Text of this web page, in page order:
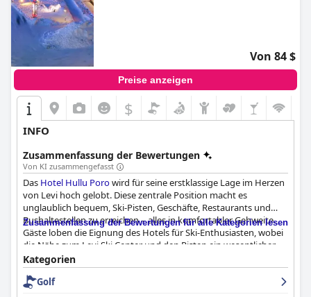
Von 84 $
Preise anzeigen
$
INFO
Zusammenfassung der Bewertungen
Von KI zusammengefasst
Das Hotel Hullu Porowird für seine erstklassige Lage im Herzen
von Levi hoch gelobt. Diese zentrale Position macht es
unglaublich bequem, Ski-Pisten, Geschäfte, Restaurants und
Bushaltestellen zu erreichen – alles in komfortabler Gehweite.
Gäste loben die Eignung des Hotels für Ski-Enthusiasten, wobei
die Nähe zum Levi Ski Center und den Pisten ein wesentlicher
Vorteil ist. Die Umgebung des Hotels ist ebenfalls spektakulär
und bietet wunderschöne Kulissen, die das Gesamterlebnis
bereichern. Ausreichend Parkplätze und der einfache Zugang zu
Zusammenfassung der Bewertungen für alle Kategorien lesen
Kategorien
Golf